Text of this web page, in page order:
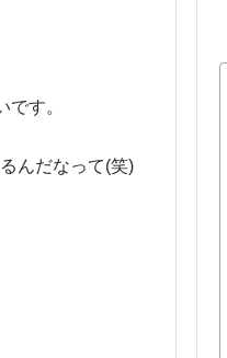
す。
んだなって(笑)